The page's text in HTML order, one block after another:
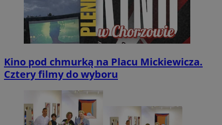
Kino pod chmurką na Placu Mickiewicza.
Cztery filmy do wyboru